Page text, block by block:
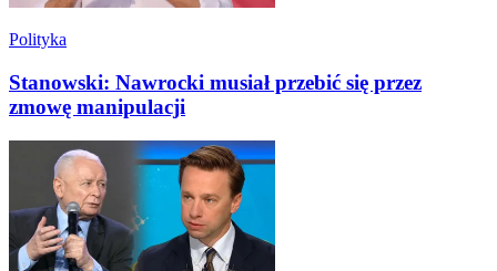
Polityka
Stanowski: Nawrocki musiał przebić się przez
zmowę manipulacji